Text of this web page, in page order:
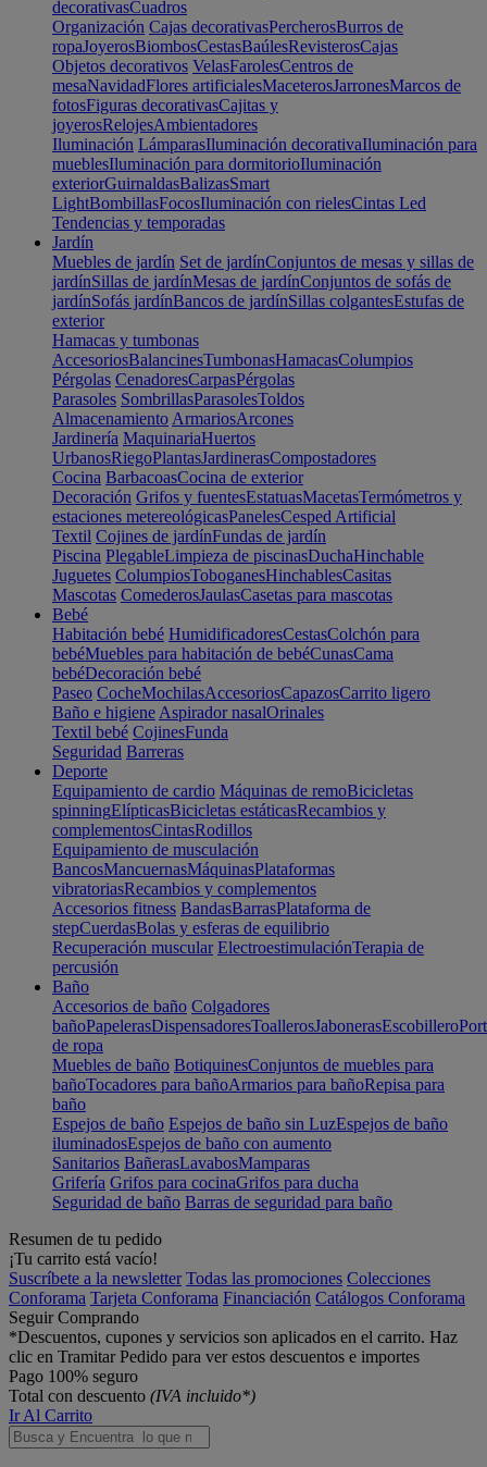
decorativasCuadros
Organización Cajas decorativasPercherosBurros de
ropaJoyerosBiombosCestasBaúlesRevisterosCajas
Objetos decorativos VelasFarolesCentros de
mesaNavidadFlores artificialesMaceterosJarronesMarcos de
fotosFiguras decorativasCajitas y
joyerosRelojesAmbientadores
Iluminación LámparasIluminación decorativaIluminación para
mueblesIluminación para dormitorioIluminación
exteriorGuirnaldasBalizasSmart
LightBombillasFocosIluminación con rielesCintas Led
Tendencias y temporadas
Jardín
Muebles de jardín Set de jardínConjuntos de mesas y sillas de
jardínSillas de jardínMesas de jardínConjuntos de sofás de
jardínSofás jardínBancos de jardínSillas colgantesEstufas de
exterior
Hamacas y tumbonas
AccesoriosBalancinesTumbonasHamacasColumpios
Pérgolas CenadoresCarpasPérgolas
Parasoles SombrillasParasolesToldos
Almacenamiento ArmariosArcones
Jardinería MaquinariaHuertos
UrbanosRiegoPlantasJardinerasCompostadores
Cocina BarbacoasCocina de exterior
Decoración Grifos y fuentesEstatuasMacetasTermómetros y
estaciones metereológicasPanelesCesped Artificial
Textil Cojines de jardínFundas de jardín
Piscina PlegableLimpieza de piscinasDuchaHinchable
Juguetes ColumpiosToboganesHinchablesCasitas
Mascotas ComederosJaulasCasetas para mascotas
Bebé
Habitación bebé HumidificadoresCestasColchón para
bebéMuebles para habitación de bebéCunasCama
bebéDecoración bebé
Paseo CocheMochilasAccesoriosCapazosCarrito ligero
Baño e higiene Aspirador nasalOrinales
Textil bebé CojinesFunda
Seguridad Barreras
Deporte
Equipamiento de cardio Máquinas de remoBicicletas
spinningElípticasBicicletas estáticasRecambios y
complementosCintasRodillos
Equipamiento de musculación
BancosMancuernasMáquinasPlataformas
vibratoriasRecambios y complementos
Accesorios fitness BandasBarrasPlataforma de
stepCuerdasBolas y esferas de equilibrio
Recuperación muscular ElectroestimulaciónTerapia de
percusión
Baño
Accesorios de baño Colgadores
bañoPapelerasDispensadoresToallerosJabonerasEscobillero
de ropa
Muebles de baño BotiquinesConjuntos de muebles para
bañoTocadores para bañoArmarios para bañoRepisa para
baño
Espejos de baño Espejos de baño sin LuzEspejos de baño
iluminadosEspejos de baño con aumento
Sanitarios BañerasLavabosMamparas
Grifería Grifos para cocinaGrifos para ducha
Seguridad de baño Barras de seguridad para baño
Resumen de tu pedido
¡Tu carrito está vacío!
Suscríbete a la newsletter Todas las promociones Colecciones
Conforama Tarjeta Conforama Financiación Catálogos Conforama
Seguir Comprando
*Descuentos, cupones y servicios son aplicados en el carrito. Haz
clic en Tramitar Pedido para ver estos descuentos e importes
Pago 100% seguro
Total con descuento (IVA incluido*)
Ir Al Carrito